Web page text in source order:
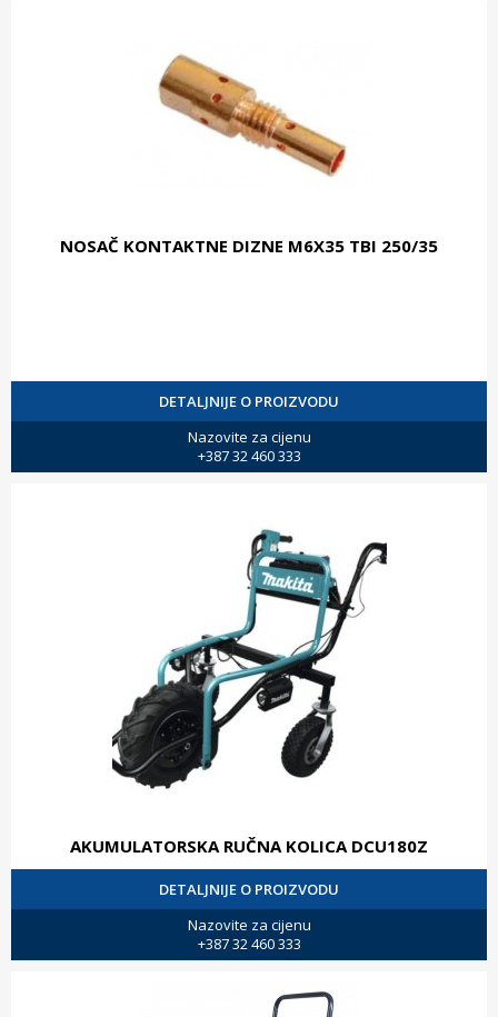
NOSAČ KONTAKTNE DIZNE M6X35 TBI 250/35
DETALJNIJE O PROIZVODU
Nazovite za cijenu
+387 32 460 333
AKUMULATORSKA RUČNA KOLICA DCU180Z
DETALJNIJE O PROIZVODU
Nazovite za cijenu
+387 32 460 333